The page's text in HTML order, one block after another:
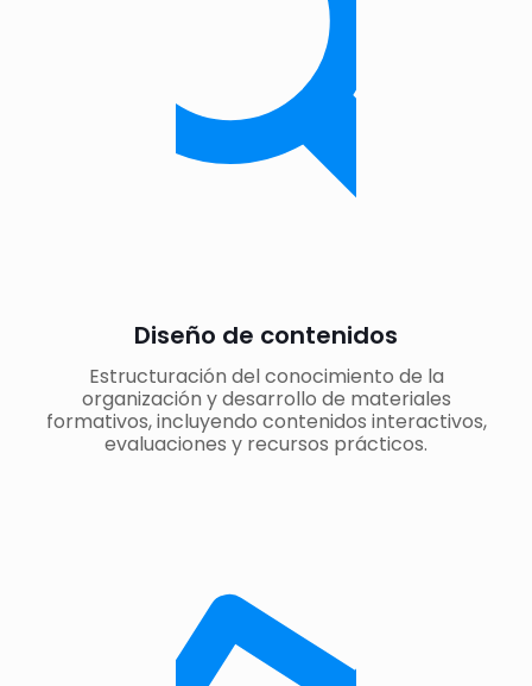
Diseño de contenidos
Estructuración del conocimiento de la
organización y desarrollo de materiales
formativos, incluyendo contenidos interactivos,
evaluaciones y recursos prácticos.